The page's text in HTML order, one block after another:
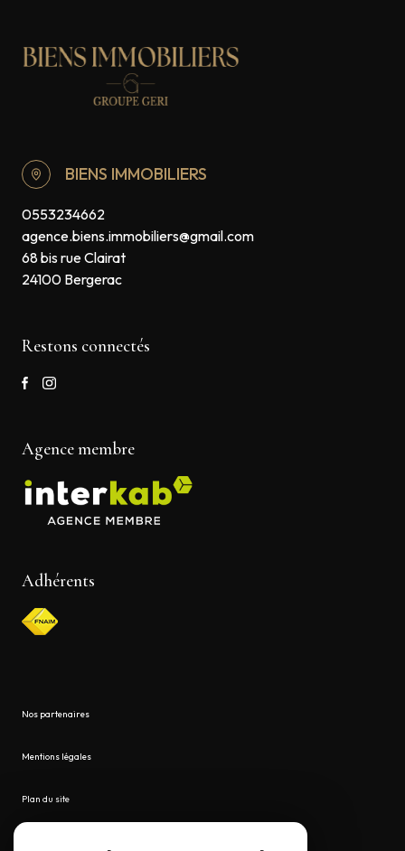
BIENS IMMOBILIERS
0553234662
agence.biens.immobiliers@gmail.com
68 bis rue Clairat
24100 Bergerac
Restons connectés
Agence membre
Adhérents
Nos partenaires
Mentions légales
Plan du site